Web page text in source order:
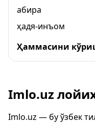
абира
ҳадя-инъом
Ҳаммасини
Imlo.uz
Imlo.uz — бу ўзбек